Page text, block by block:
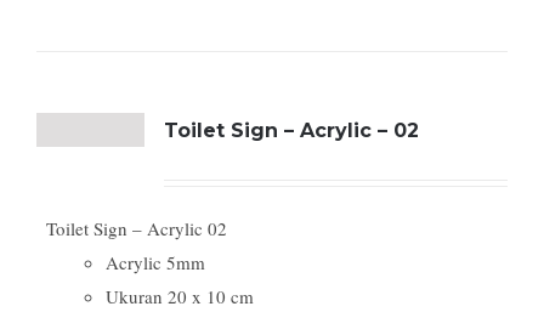
Toilet Sign – Acrylic – 02
Toilet Sign – Acrylic 02
Acrylic 5mm
Ukuran 20 x 10 cm